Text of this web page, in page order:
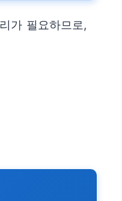
가 필요하므로,